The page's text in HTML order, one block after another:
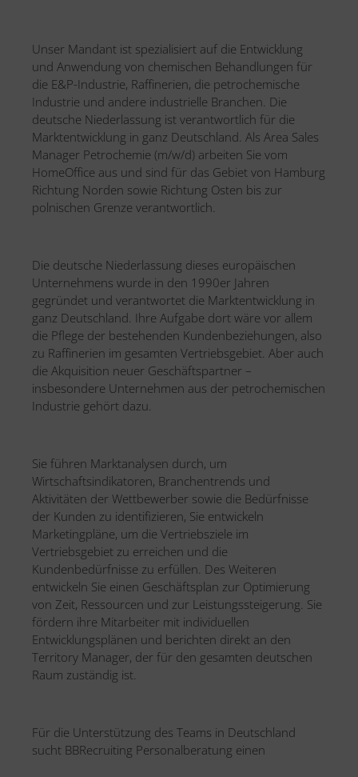
Unser Mandant ist spezialisiert auf die Entwicklung
und Anwendung von chemischen Behandlungen für
die E&P-Industrie, Raffinerien, die petrochemische
Industrie und andere industrielle Branchen. Die
deutsche Niederlassung ist verantwortlich für die
Marktentwicklung in ganz Deutschland. Als Area Sales
Manager Petrochemie (m/w/d) arbeiten Sie vom
HomeOffice aus und sind für das Gebiet von Hamburg
Richtung Norden sowie Richtung Osten bis zur
polnischen Grenze verantwortlich.
Die deutsche Niederlassung dieses europäischen
Unternehmens wurde in den 1990er Jahren
gegründet und verantwortet die Marktentwicklung in
ganz Deutschland. Ihre Aufgabe dort wäre vor allem
die Pflege der bestehenden Kundenbeziehungen, also
zu Raffinerien im gesamten Vertriebsgebiet. Aber auch
die Akquisition neuer Geschäftspartner –
insbesondere Unternehmen aus der petrochemischen
Industrie gehört dazu.
Sie führen Marktanalysen durch, um
Wirtschaftsindikatoren, Branchentrends und
Aktivitäten der Wettbewerber sowie die Bedürfnisse
der Kunden zu identifizieren, Sie entwickeln
Marketingpläne, um die Vertriebsziele im
Vertriebsgebiet zu erreichen und die
Kundenbedürfnisse zu erfüllen. Des Weiteren
entwickeln Sie einen Geschäftsplan zur Optimierung
von Zeit, Ressourcen und zur Leistungssteigerung. Sie
fördern ihre Mitarbeiter mit individuellen
Entwicklungsplänen und berichten direkt an den
Territory Manager, der für den gesamten deutschen
Raum zuständig ist.
Für die Unterstützung des Teams in Deutschland
sucht BBRecruiting Personalberatung einen